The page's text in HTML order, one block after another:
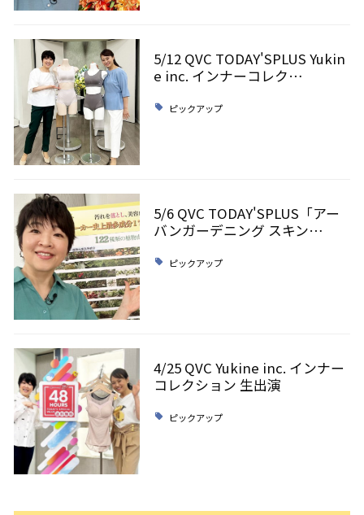
5/12 QVC TODAY'SPLUS Yukin
e inc. インナーコレク…
ピックアップ
5/6 QVC TODAY'SPLUS「アー
バンガーデニング スキン…
ピックアップ
4/25 QVC Yukine inc. インナー
コレクション 生出演
ピックアップ